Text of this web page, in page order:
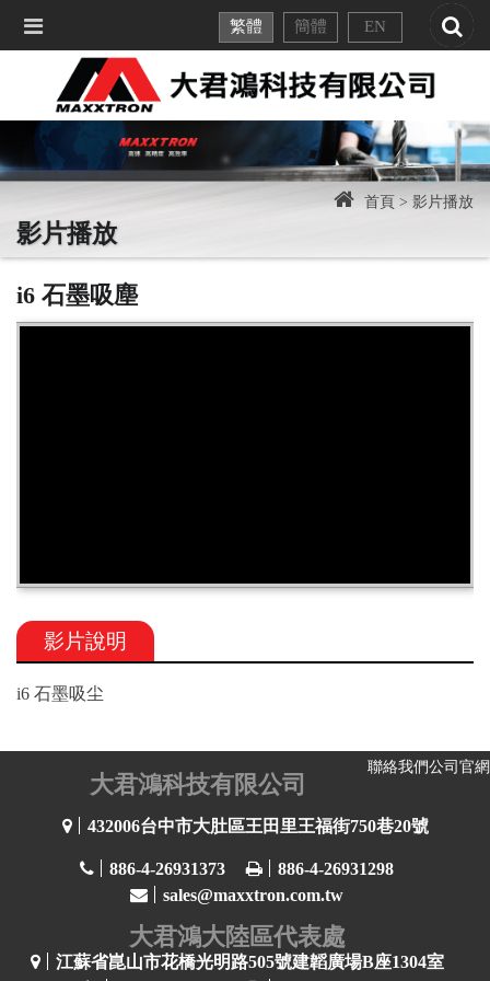
繁體 簡體 EN
首頁 > 影片播放
影片播放
i6 石墨吸塵
影片說明
i6 石墨吸尘
公司官網
聯絡我們
大君鴻科技有限公司
432006台中市大肚區王田里王福街750巷20號
886-4-26931373
886-4-26931298
sales@maxxtron.com.tw
大君鴻大陸區代表處
江蘇省崑山市花橋光明路505號建韜廣場B座1304室